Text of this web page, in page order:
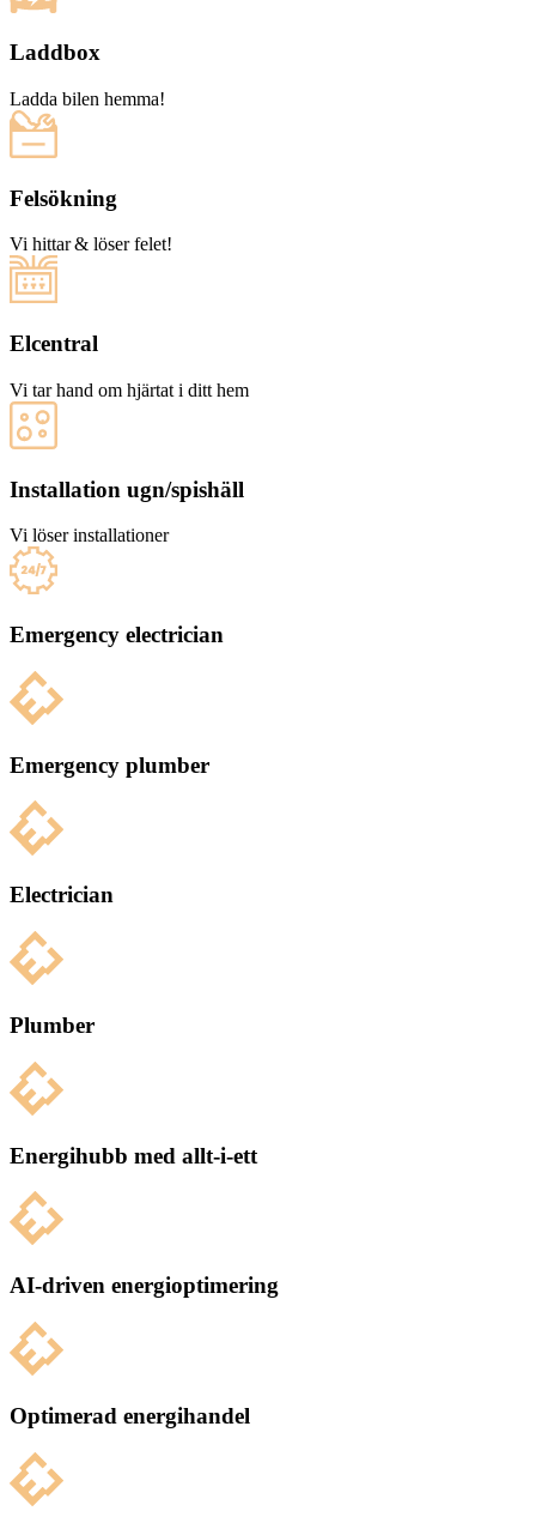
Laddbox
Ladda bilen hemma!
Felsökning
Vi hittar & löser felet!
Elcentral
Vi tar hand om hjärtat i ditt hem
Installation ugn/spishäll
Vi löser installationer
Emergency electrician
Emergency plumber
Electrician
Plumber
Energihubb med allt-i-ett
AI-driven energioptimering
Optimerad energihandel